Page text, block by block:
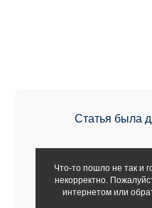
Статья была
Что-то пошло не так и
некорректно.
интернетом или